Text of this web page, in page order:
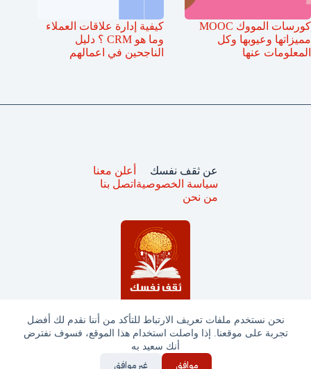
نحن نستخدم ملفات تعريف الارتباط للتأكد من أننا نقدم لك أفضل
تجربة على موقعنا. إذا واصلت استخدام هذا الموقع، فسوف نفترض
أنك سعيد به
موافق غير موافق
كورسات المووك MOOC
مميزاتها وعيوبها وكل
المعلومات عنها
كيفية إدارة علاقات العملاء
وما هو CRM ؟ دليل
الناجحين في اعمالهم
جميع الحقوق محفوظة © ثقف نفسك 2025
عن ثقف نفسك
سياسة الخصوصية
من نحن
أعلن معنا
اتصل بنا